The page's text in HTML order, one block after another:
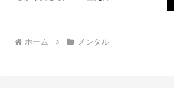
ホーム メンタル